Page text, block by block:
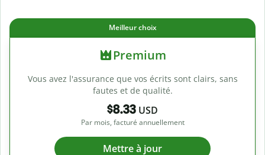
Meilleur choix
Premium
Vous avez l'assurance que vos écrits sont clairs, sans
fautes et de qualité.
$8.33 USD
Par mois, facturé annuellement
Mettre à jour